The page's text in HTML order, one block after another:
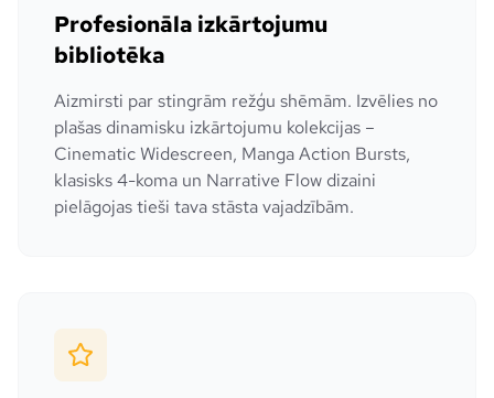
Profesionāla izkārtojumu
bibliotēka
Aizmirsti par stingrām režģu shēmām. Izvēlies no
plašas dinamisku izkārtojumu kolekcijas –
Cinematic Widescreen, Manga Action Bursts,
klasisks 4-koma un Narrative Flow dizaini
pielāgojas tieši tava stāsta vajadzībām.